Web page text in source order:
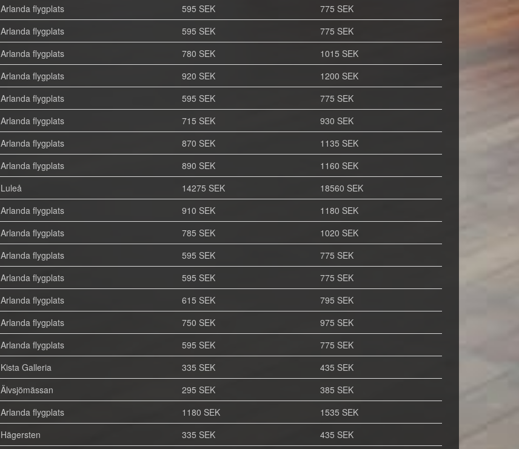
Arlanda flygplats 595 SEK
775 SEK
Arlanda flygplats 595 SEK
775 SEK
Arlanda flygplats 780 SEK
1015 SEK
Arlanda flygplats 920 SEK
1200 SEK
Arlanda flygplats 595 SEK
775 SEK
Arlanda flygplats 715 SEK
930 SEK
Arlanda flygplats 870 SEK
1135 SEK
Arlanda flygplats 890 SEK
1160 SEK
Luleå 14275 SEK
18560 SEK
Arlanda flygplats 910 SEK
1180 SEK
Arlanda flygplats 785 SEK
1020 SEK
Arlanda flygplats 595 SEK
775 SEK
Arlanda flygplats 595 SEK
775 SEK
Arlanda flygplats 615 SEK
795 SEK
Arlanda flygplats 750 SEK
975 SEK
Arlanda flygplats 595 SEK
775 SEK
Kista Galleria 335 SEK
435 SEK
Älvsjömässan 295 SEK
385 SEK
Arlanda flygplats 1180 SEK
1535 SEK
Hägersten 335 SEK 435 SEK